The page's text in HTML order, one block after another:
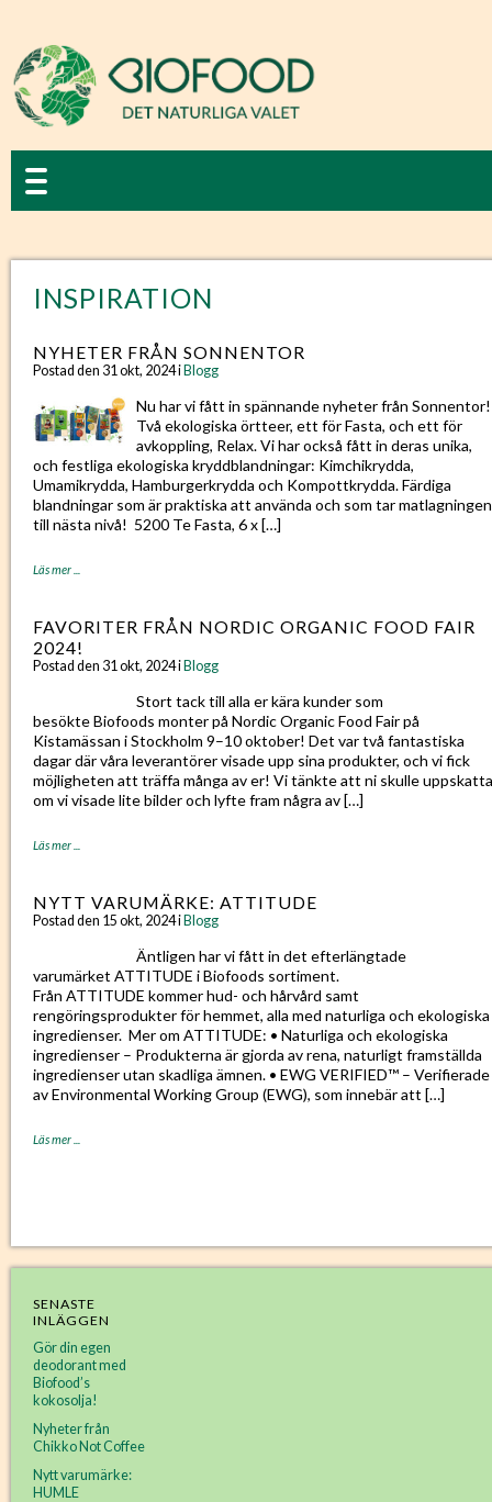
INSPIRATION
NYHETER FRÅN SONNENTOR
Postad den 31 okt, 2024 i Blogg
Nu har vi fått in spännande nyheter från Sonnentor!
Två ekologiska örtteer, ett för Fasta, och ett för
avkoppling, Relax. Vi har också fått in deras unika,
och festliga ekologiska kryddblandningar: Kimchikrydda,
Umamikrydda, Hamburgerkrydda och Kompottkrydda. Färdiga
blandningar som är praktiska att använda och som tar matlagningen
till nästa nivå! ⁠ 5200 Te Fasta, 6 x […]
Läs mer ...
FAVORITER FRÅN NORDIC ORGANIC FOOD FAIR
2024!
Postad den 31 okt, 2024 i Blogg
Stort tack till alla er kära kunder som
besökte Biofoods monter på Nordic Organic Food Fair på
Kistamässan i Stockholm 9–10 oktober! Det var två fantastiska
dagar där våra leverantörer visade upp sina produkter, och vi fick
möjligheten att träffa många av er! Vi tänkte att ni skulle uppskatta
om vi visade lite bilder och lyfte fram några av […]
Läs mer ...
NYTT VARUMÄRKE: ATTITUDE
Postad den 15 okt, 2024 i Blogg
Äntligen har vi fått in det efterlängtade
varumärket ATTITUDE i Biofoods sortiment.
Från ATTITUDE kommer hud- och hårvård samt
rengöringsprodukter för hemmet, alla med naturliga och ekologiska
ingredienser. Mer om ATTITUDE: • Naturliga och ekologiska
ingredienser – Produkterna är gjorda av rena, naturligt framställda
ingredienser utan skadliga ämnen. • EWG VERIFIED™ – Verifierade
av Environmental Working Group (EWG), som innebär att […]
Läs mer ...
SENASTE
INLÄGGEN
Gör din egen
deodorant med
Biofood’s
kokosolja!
Nyheter från
Chikko Not Coffee
Nytt varumärke:
HUMLE